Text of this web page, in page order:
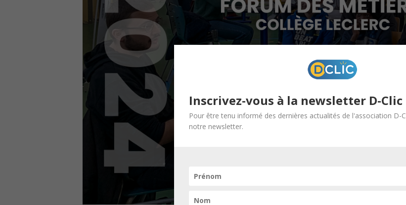
Inscrivez-vous à la newsletter D-Clic
Pour être tenu informé des dernières actualités de l'association D-
notre newsletter.